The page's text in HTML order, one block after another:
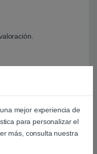
todas las
ofrecido o bien no
y Condiciones
mejor experiencia de
para personalizar el
más, consulta nuestra